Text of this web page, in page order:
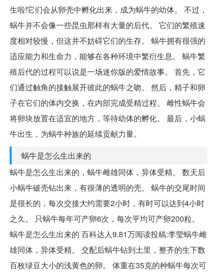
生啦!它们会从卵壳中孵化出来，成为蜗牛的幼体。 不过，
蜗牛并不会像一些昆虫那样有大量的后代。 它们的繁殖速
度相对较慢，但这并不妨碍它们的生存。 蜗牛拥有很强的
适应能力和生命力，能够在各种环境中繁衍生息。 蜗牛繁
殖后代的过程可以说是一场迷你版的爱情故事。 首先，它
们通过触角的接触展开彼此的蜗牛之吻。 然后，精子和卵
子在它们的体内交换，在内部完成受精过程。 雌性蜗牛会
将卵块放置在适宜的地方，等待幼体的孵化。 最后，小蜗
牛出生，为蜗牛种族的延续贡献力量。
蜗牛是怎么生出来的
蜗牛是怎么生出来的，蜗牛雌雄同体，异体受精。 数天后
小蜗牛破壳钻出来，有很薄的透明的壳。 蜗牛的交尾时间
是很长的，每次交接大约需要2小时，有时可以达到4小时
之久。 只蜗牛每年可产卵6次，每次平均可产卵200粒。
蜗牛是怎么生出来的 百科达人9.81万阅读投稿:李莹蜗牛雌
雄同体，异体受精。 交配后蜗牛钻到土里，整齐的生下数
百枚绿豆大小的浅黄色的卵。 体重在35克的种蜗牛每次可